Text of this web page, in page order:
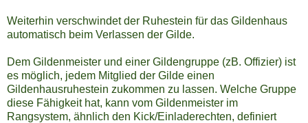
Weiterhin verschwindet der Ruhestein für das Gildenhaus
automatisch beim Verlassen der Gilde.
Dem Gildenmeister und einer Gildengruppe (zB. Offizier) ist
es möglich, jedem Mitglied der Gilde einen
Gildenhausruhestein zukommen zu lassen. Welche Gruppe
diese Fähigkeit hat, kann vom Gildenmeister im
Rangsystem, ähnlich den Kick/Einladerechten, definiert